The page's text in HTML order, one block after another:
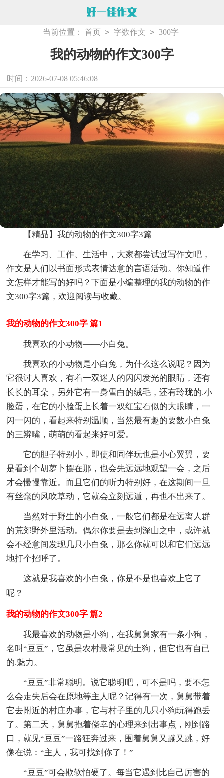
当前位置： 首页 > 字数作文 > 300字
我的动物的作文300字
时间：2026-07-08 05:46:08
【精品】我的动物的作文300字3篇
在学习、工作、生活中，大家都尝试过写作文吧，
作文是人们以书面形式表情达意的言语活动。你知道作
文怎样才能写的好吗？下面是小编整理的我的动物的作
文300字3篇，欢迎阅读与收藏。
我的动物的作文300字 篇1
我喜欢的小动物——小白兔。
我喜欢的小动物是小白兔，为什么这么说呢？因为
它很讨人喜欢，有着一双迷人的闪闪发光的眼睛，还有
长长的耳朵，另外它有一身雪白的绒毛，还有玲珑的.小
脸蛋，在它的小脸蛋上长着一双红宝石似的大眼睛，一
闪一闪的，看起来特别温顺，当然最有趣的要数小白兔
的三辨嘴，萌萌的看起来好可爱。
它的胆子特别小，即使和同伴玩也是小心翼翼，要
是看到个胡萝卜摆在那，也会先远远地观望一会，之后
才会慢慢靠近。而且它们的听力特别好，在这期间一旦
有丝毫的风吹草动，它就会立刻远遁，再也不出来了。
当然对于野生的小白兔，一般它们都是在远离人群
的荒郊野外里活动。偶尔你要是去到深山之中，或许就
会不经意间发现几只小白兔，那么你就可以和它们远远
地打个招呼了。
这就是我喜欢的小白兔，你是不是也喜欢上它了
呢？
我的动物的作文300字 篇2
我最喜欢的动物是小狗，在我舅舅家有一条小狗，
名叫“豆豆”，它虽是农村最常见的土狗，但它也有自已
的.魅力。
“豆豆”非常聪明。说它聪明吧，可不是吗，要不怎
么会走失后会在原地等主人呢？记得有一次，舅舅带着
它去附近的村庄办事，它与村子里的几只小狗玩得跑丢
了。第二天，舅舅抱着侥幸的心理来到出事点，刚到路
口，就见“豆豆”一路狂奔过来，围着舅舅又蹦又跳，好
像在说：“主人，我可找到你了！”
“豆豆”可会欺软怕硬了。每当它遇到比自己厉害的